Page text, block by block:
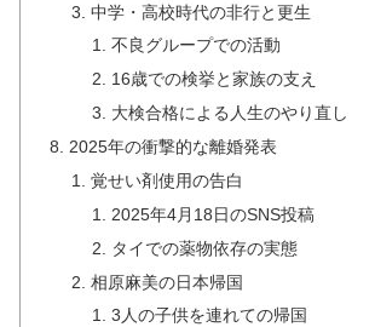
中学・高校時代の非行と更生
不良グループでの活動
16歳での検挙と家族の支え
大検合格による人生のやり直し
2025年の衝撃的な離婚発表
覚せい剤使用の告白
2025年4月18日のSNS投稿
タイでの薬物依存の実態
相原麻美の日本帰国
3人の子供を連れての帰国